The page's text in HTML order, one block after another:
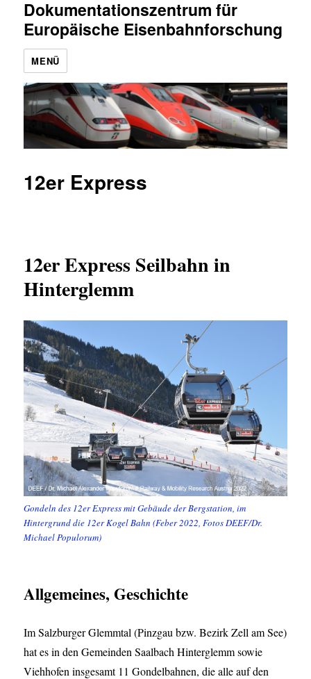
Dokumentationszentrum für
Europäische Eisenbahnforschung
MENÜ
12er Express
12er Express Seilbahn in
Hinterglemm
Gondeln des 12er Express mit Gebäude der Bergstation, im
Hintergrund die 12er Kogel Bahn (Feber 2022, Fotos DEEF/Dr.
Michael Populorum)
Allgemeines, Geschichte
Im Salzburger Glemmtal (Pinzgau bzw. Bezirk Zell am See)
hat es in den Gemeinden Saalbach Hinterglemm sowie
Viehhofen insgesamt 11 Gondelbahnen, die alle auf den